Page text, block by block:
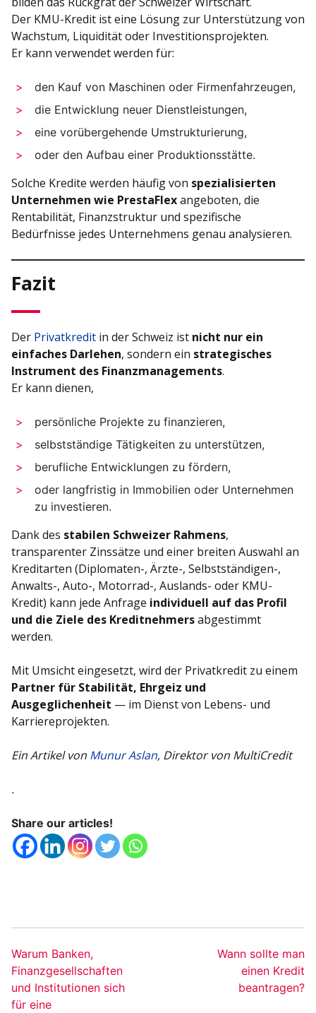
Der KMU-Kredit ist eine Lösung zur Unterstützung von
Wachstum, Liquidität oder Investitionsprojekten.
Er kann verwendet werden für:
den Kauf von Maschinen oder Firmenfahrzeugen,
die Entwicklung neuer Dienstleistungen,
eine vorübergehende Umstrukturierung,
oder den Aufbau einer Produktionsstätte.
Solche Kredite werden häufig von spezialisierten
Unternehmen wie PrestaFlexangeboten, die
Rentabilität, Finanzstruktur und spezifische
Bedürfnisse jedes Unternehmens genau analysieren.
Fazit
Der Privatkredit in der Schweiz ist nicht nur ein
einfaches Darlehen, sondern ein strategisches
Instrument des Finanzmanagements.
Er kann dienen,
persönliche Projekte zu finanzieren,
selbstständige Tätigkeiten zu unterstützen,
berufliche Entwicklungen zu fördern,
oder langfristig in Immobilien oder Unternehmen
zu investieren.
Dank des stabilen Schweizer Rahmens,
transparenter Zinssätze und einer breiten Auswahl an
Kreditarten (Diplomaten-, Ärzte-, Selbstständigen-,
Anwalts-, Auto-, Motorrad-, Auslands- oder KMU-
Kredit) kann jede Anfrage individuell auf das Profil
und die Ziele des Kreditnehmersabgestimmt
werden.
Mit Umsicht eingesetzt, wird der Privatkredit zu einem
Partner für Stabilität, Ehrgeiz und
Ausgeglichenheit — im Dienst von Lebens- und
Karriereprojekten.
Ein Artikel von Munur Aslan, Direktor von MultiCredit
.
Share our articles!
Warum Banken,
Finanzgesellschaften
und Institutionen sich
für eine
Wann sollte man
einen Kredit
beantragen?